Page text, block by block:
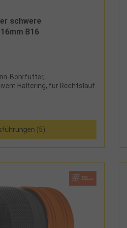
schwere
B16
Bohrfutter,
Haltering, für Rechtslauf
(5)